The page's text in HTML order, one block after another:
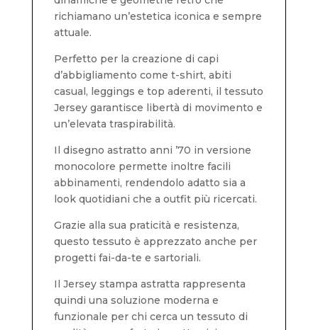
richiamano un’estetica iconica e sempre
attuale.
Perfetto per la creazione di capi
d’abbigliamento come t-shirt, abiti
casual, leggings e top aderenti, il tessuto
Jersey garantisce libertà di movimento e
un’elevata traspirabilità.
Il disegno astratto anni ’70 in versione
monocolore permette inoltre facili
abbinamenti, rendendolo adatto sia a
look quotidiani che a outfit più ricercati.
Grazie alla sua praticità e resistenza,
questo tessuto è apprezzato anche per
progetti fai-da-te e sartoriali.
Il Jersey stampa astratta rappresenta
quindi una soluzione moderna e
funzionale per chi cerca un tessuto di